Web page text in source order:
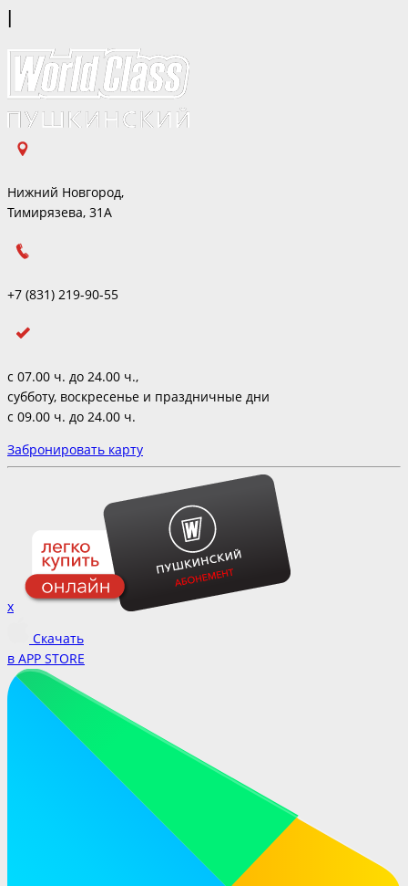
|
Нижний Новгород,
Тимирязева, 31А
+7 (831) 219-90-55
с 07.00 ч. до 24.00 ч.,
субботу, воскресенье и праздничные дни
с 09.00 ч. до 24.00 ч.
Забронировать карту
x
Скачать
в APP STORE